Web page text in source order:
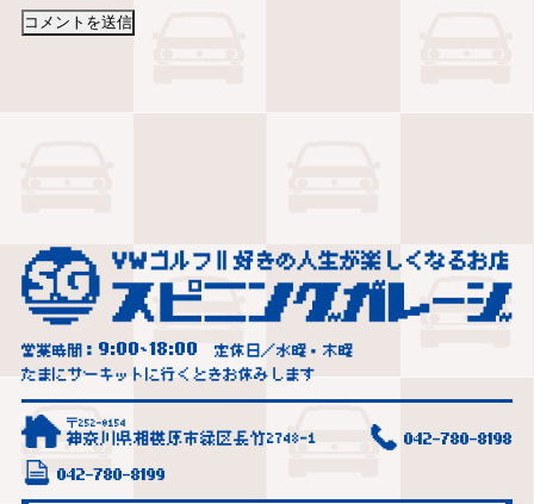
営業時間： 9:00~18:00
定休日／水曜・木曜
たまにサーキットに行くときお休みします
〒252-0154
神奈川県相模原市緑区長竹2748-1 042-780-8198
042-780-8199